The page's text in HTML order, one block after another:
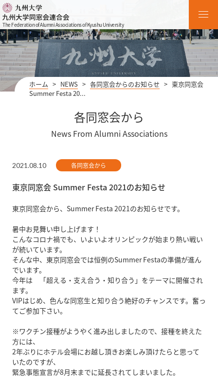
The Federation of Alumni Associations of Kyushu University
ホーム > NEWS > 各同窓会からのお知らせ > 東京同窓会
Summer Festa 20...
各同窓会から
News From Alumni Associations
2021.08.10 各同窓会から
東京同窓会 Summer Festa 2021のお知らせ
東京同窓会から、Summer Festa 2021のお知らせです。
暑中お見舞い申し上げます！
こんなコロナ禍でも、いよいよオリンピックが始まり熱い戦い
が続いています。
そんな中、東京同窓会では恒例のSummer Festaの準備が進ん
でいます。
今年は 「超える・支え合う・知り合う」をテーマに開催され
ます。
VIPはじめ、色んな同窓生と知り合う絶好のチャンスです。奮っ
てご参加下さい。
※ワクチン接種がようやく進み出しましたので、接種を終えた
方には、
2年ぶりにホテル会場にお越し頂きお楽しみ頂けたらと思って
いたのですが、
緊急事態宣言が8月末までに延長されてしまいました。